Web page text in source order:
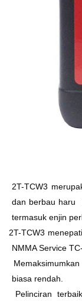
2T-TCW3
dan berbau haru
termasuk enjin
2T-TCW3
NMMA Service
biasa rendah.
Pelinciran